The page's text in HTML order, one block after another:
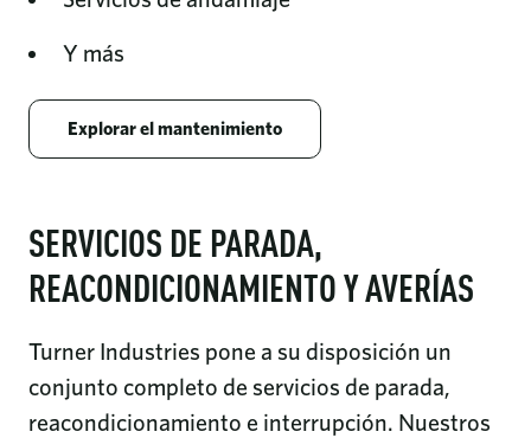
Y más
Explorar el mantenimiento
SERVICIOS DE PARADA,
REACONDICIONAMIENTO Y AVERÍAS
Turner Industries pone a su disposición un
conjunto completo de servicios de parada,
reacondicionamiento e interrupción. Nuestros